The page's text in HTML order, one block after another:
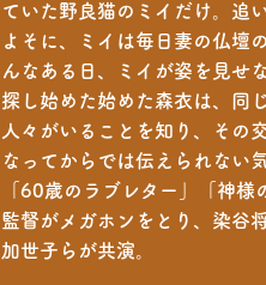
ていた野良猫のミイだけ。追
よそに、ミイは毎日妻の仏壇
んなある日、ミイが姿を見せ
探し始めた始めた森衣は、同
人々がいることを知り、その
なってからでは伝えられない
「60歳のラブレター」「神様
監督がメガホンをとり、染谷
加世子らが共演。